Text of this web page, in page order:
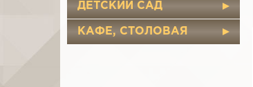
ДЕТСКИЙ САД
КАФЕ, СТОЛОВАЯ